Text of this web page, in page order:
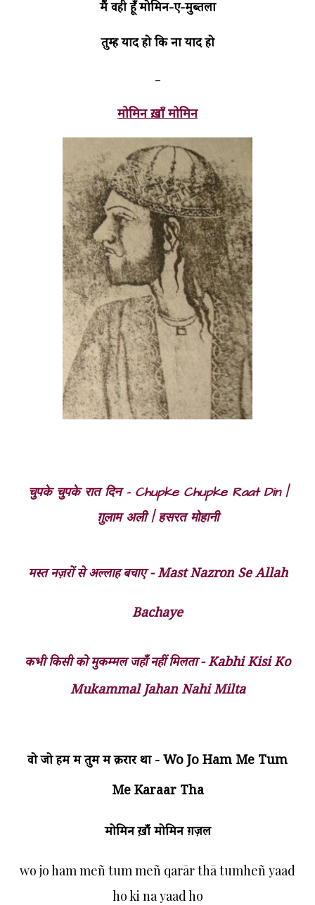
मैं वही हूँ मोमिन-ए-मुब्तला
तुम्हें याद हो कि ना याद हो
-
मोमिन ख़ाँ मोमिन
चुपके चुपके रात दिन - Chupke Chupke Raat Din |
ग़ुलाम अली | हसरत मोहानी
मस्त नज़रों से अल्लाह बचाए - Mast Nazron Se Allah
Bachaye
कभी किसी को मुकम्मल जहाँ नहीं मिलता - Kabhi Kisi Ko
Mukammal Jahan Nahi Milta
वो जो हम में तुम में क़रार था - Wo Jo Ham Me Tum
Me Karaar Tha
मोमिन ख़ाँ मोमिनग़ज़ल
wo jo ham meñ tum meñ qarār thā tumheñ yaad
ho ki na yaad ho